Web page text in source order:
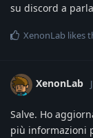
su discord a
XenonLab likes
XenonLab
Salve. Ho
più informazioni